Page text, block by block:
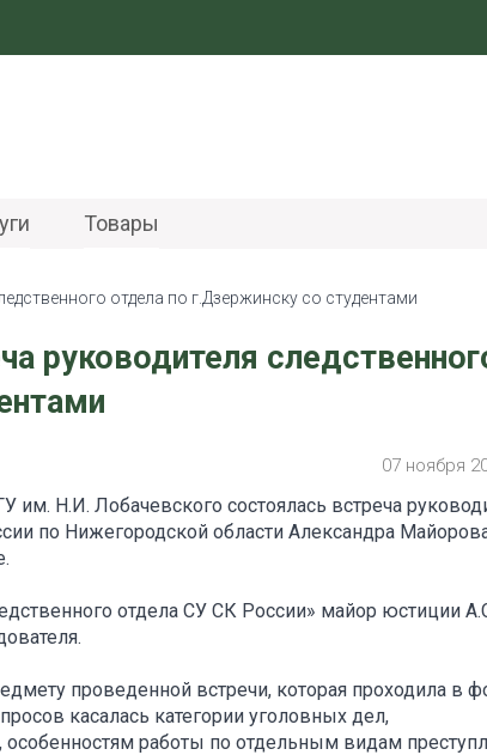
Товары
отдела по г.Дзержинску со студентами
руководителя
07 ноября
Н.И. Лобачевского состоялась встреча
по Нижегородской области Александра
отдела СУ СК России» майор юстиции
проведенной встречи, которая проходила в
касалась категории уголовных дел,
работы по отдельным видам